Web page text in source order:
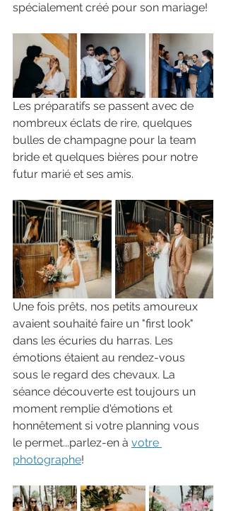
spécialement créé pour son mariage!
Les préparatifs se passent avec de
nombreux éclats de rire, quelques
bulles de champagne pour la team
bride et quelques bières pour notre
futur marié et ses amis.
Une fois prêts, nos petits amoureux
avaient souhaité faire un "first look"
dans les écuries du harras. Les
émotions étaient au rendez-vous
sous le regard des chevaux. La
séance découverte est toujours un
moment remplie d'émotions et
honnêtement si votre planning vous
le permet...parlez-en à votre
photographe!